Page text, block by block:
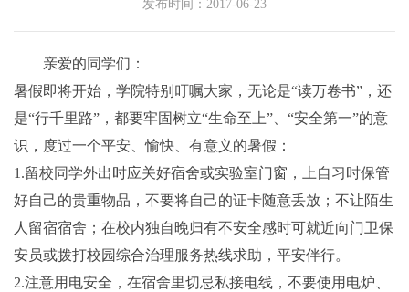
发布时间：2017-06-23
亲爱的同学们：
暑假即将开始，学院特别叮嘱大家，无论是“读万卷书”，还
是“行千里路”，都要牢固树立“生命至上”、“安全第一”的意
识，度过一个平安、愉快、有意义的暑假：
1.留校同学外出时应关好宿舍或实验室门窗，上自习时保管
好自己的贵重物品，不要将自己的证卡随意丢放；不让陌生
人留宿宿舍；在校内独自晚归有不安全感时可就近向门卫保
安员或拨打校园综合治理服务热线求助，平安伴行。
2.注意用电安全，在宿舍里切忌私接电线，不要使用电炉、